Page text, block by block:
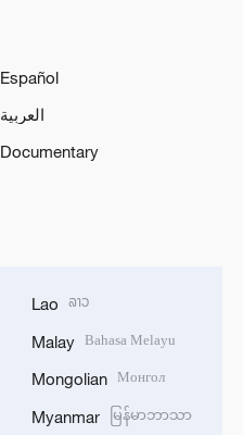
Español
العربية
Documentary
Lao ລາວ
Malay Bahasa Melayu
Mongolian Монгол
Myanmar မြန်မာဘာသာ